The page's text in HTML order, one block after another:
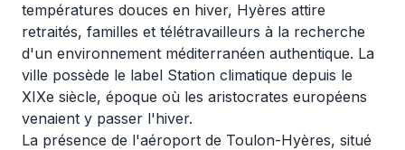
températures douces en hiver, Hyères attire
retraités, familles et télétravailleurs à la recherche
d'un environnement méditerranéen authentique. La
ville possède le label Station climatique depuis le
XIXe siècle, époque où les aristocrates européens
venaient y passer l'hiver.
La présence de l'aéroport de Toulon-Hyères, situé